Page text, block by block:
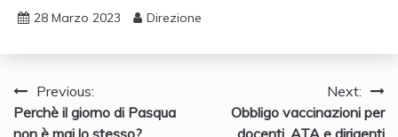
28 Marzo 2023 Direzione
Navigazione
articoli
Previous:
Perchè il giorno di Pasqua
Next:
Obbligo vaccinazioni per